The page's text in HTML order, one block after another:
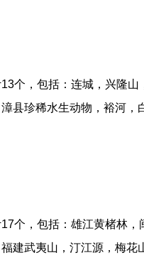
个，包括：连城，兴隆
县珍稀水生动物，裕河
个，包括：雄江黄楮林
建武夷山，汀江源，梅花